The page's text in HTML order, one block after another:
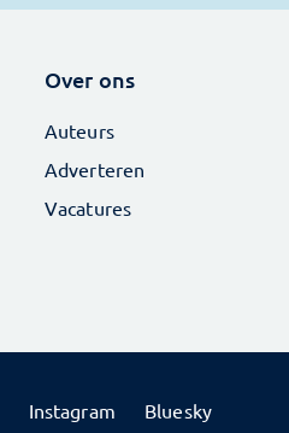
Over ons
Auteurs
Adverteren
Vacatures
Instagram Bluesky